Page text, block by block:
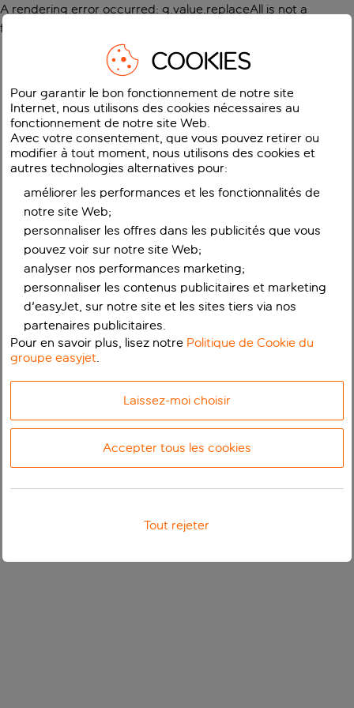
A rendering error occurred: g.value.replaceAll is not a
function
COOKIES
Pour garantir le bon fonctionnement de notre site
Internet, nous utilisons des cookies nécessaires au
fonctionnement de notre site Web.
Avec votre consentement, que vous pouvez retirer ou
modifier à tout moment, nous utilisons des cookies et
autres technologies alternatives pour:
améliorer les performances et les fonctionnalités de
notre site Web;
personnaliser les offres dans les publicités que vous
pouvez voir sur notre site Web;
analyser nos performances marketing;
personnaliser les contenus publicitaires et marketing
d'easyJet, sur notre site et les sites tiers via nos
partenaires publicitaires.
Pour en savoir plus, lisez notre Politique de Cookie du
groupe easyjet.
Laissez-moi choisir
Accepter tous les cookies
Tout rejeter